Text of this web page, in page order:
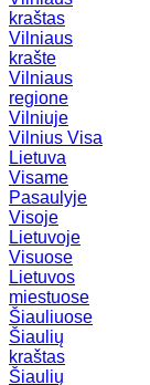
kraštas
Vilniaus
krašte
Vilniaus
regione
Vilniuje
Vilnius Visa
Lietuva
Visame
Pasaulyje
Visoje
Lietuvoje
Visuose
Lietuvos
miestuose
Šiauliuose
Šiaulių
kraštas
Šiaulių